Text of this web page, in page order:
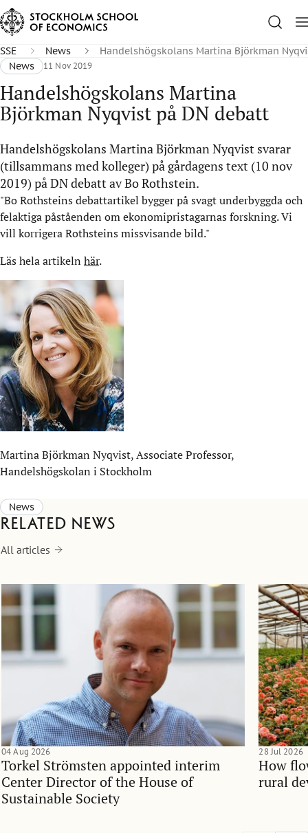
SSE News
Handelshögskolans Martina Björkman
News
11 Nov 2019
Handelshögskolans Martina
Björkman Nyqvist på DN debatt
Handelshögskolans Martina Björkman Nyqvist svarar
(tillsammans med kolleger) på gårdagens text (10 nov
2019) på DN debatt av Bo Rothstein.
"Bo Rothsteins debattartikel bygger på svagt underbyggda och
felaktiga påståenden om ekonomipristagarnas forskning. Vi
vill korrigera Rothsteins missvisande bild."
Läs hela artikeln här.
Martina Björkman Nyqvist,Associate Professor,
Handelshögskolan i Stockholm
News
Related news
All articles
Torkel Strömsten appointed interim
Center Director of the House of
Sustainable Society
04 Aug 2026
How
rural
28 Jul 2026